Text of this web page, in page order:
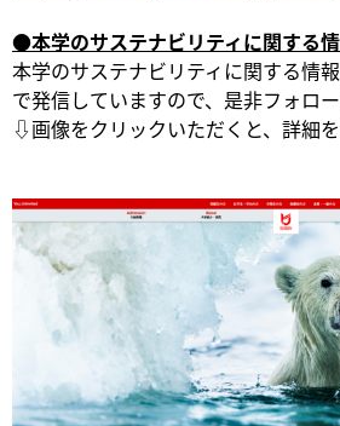
●本学のサステナビリティに関する
本学のサステナビリティに関する情
で発信していますので、是非フォロ
⇩画像をクリックいただくと、詳細